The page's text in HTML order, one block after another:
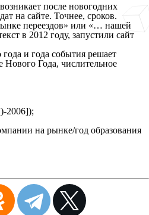
после новогодних
на сайте. Точнее, сроков.
переездов» или «… нашей
в 2012 году, запустили сайт
и года события решает
Года, числительное
2006]);
на рынке/год образования